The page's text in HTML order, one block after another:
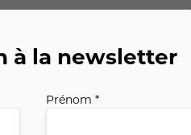
à la newsletter
Prénom *